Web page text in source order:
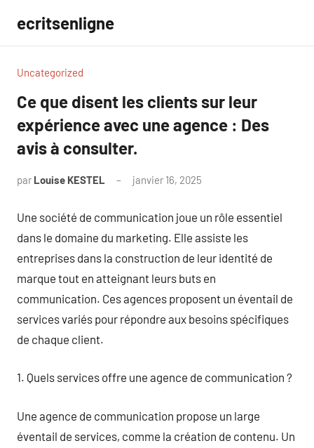
contenu
ecritsenligne
Uncategorized
Ce que disent les clients sur leur
expérience avec une agence : Des
avis à consulter.
par Louise KESTEL janvier 16, 2025
Une société de communication joue un rôle essentiel
dans le domaine du marketing. Elle assiste les
entreprises dans la construction de leur identité de
marque tout en atteignant leurs buts en
communication. Ces agences proposent un éventail de
services variés pour répondre aux besoins spécifiques
de chaque client.
1. Quels services offre une agence de communication ?
Une agence de communication propose un large
éventail de services, comme la création de contenu. Un